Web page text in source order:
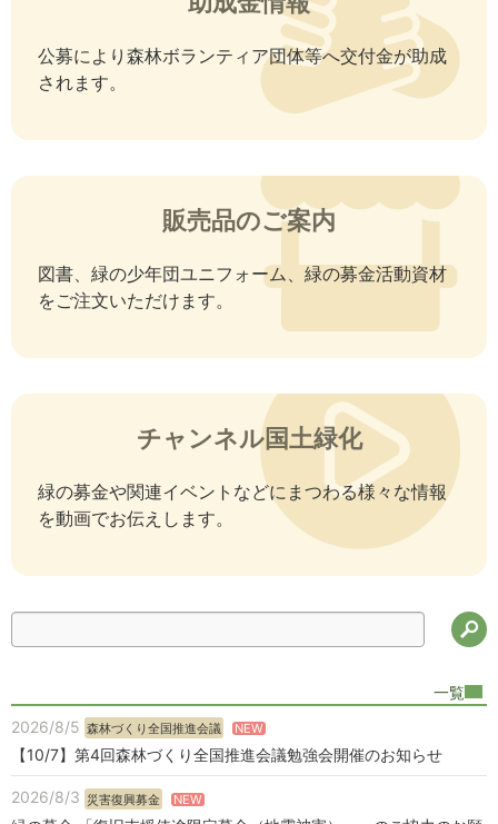
公募により森林ボランティア団体等へ交付金が助成
されます。
販売品のご案内
図書、緑の少年団ユニフォーム、緑の募金活動資材
をご注文いただけます。
チャンネル国土緑化
緑の募金や関連イベントなどにまつわる様々な情報
を動画でお伝えします。
検
一覧
2026/8/5 森林づくり全国推進会議 NEW
【10/7】第4回森林づくり全国推進会議勉強会開催のお知らせ
2026/8/3 災害復興募金 NEW